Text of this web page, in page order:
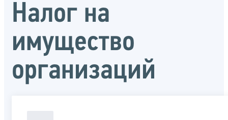
Налог на
имущество
организаций